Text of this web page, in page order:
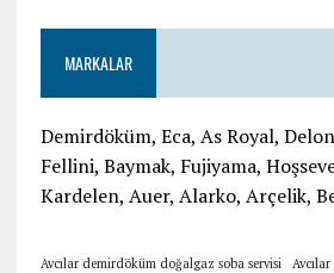
MARKALAR
Demirdöküm, Eca, As Royal,
Fellini, Baymak, Fujiyama,
Kardelen, Auer, Alarko, Arçelik,
Avcılar demirdöküm doğalgaz soba servisi